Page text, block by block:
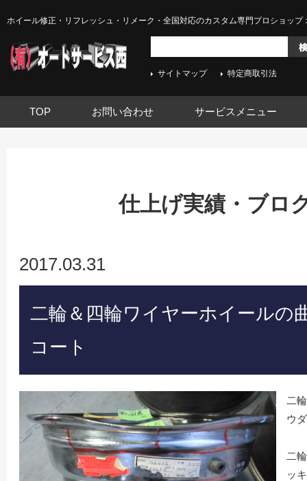
ホイール修正・リフレッシュ・リメーク・全国対応のカスタム専門プロショップ
サイトマップ 特定商取引法
TOP お問い合わせ サービスメニュー
仕上げ実績・ブロ
2017.03.31
二輪＆四輪ワイヤーホイールの
コート
二
ウ
二
ッ